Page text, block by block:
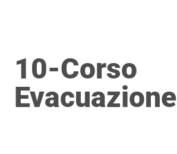
10-Corso
Evacuazione